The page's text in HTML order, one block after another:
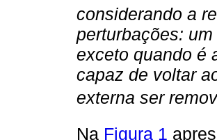
considerando a
perturbações:
exceto quando é
capaz de voltar
externa ser
Na Figura 1